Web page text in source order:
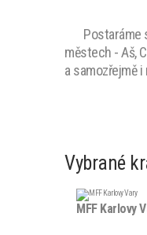
Postaráme
městech - Aš,
a samozřejmě
Vybrané
MFF Karlovy